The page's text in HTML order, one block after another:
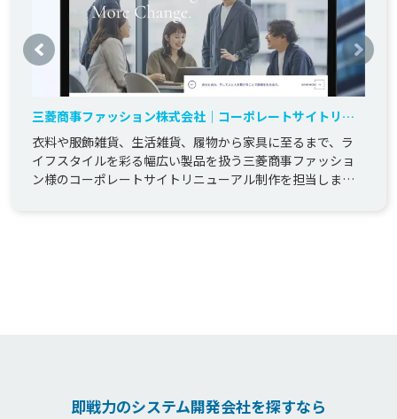
三菱商事ファッション株式会社｜コーポレートサイトリニ
ューアル制作
衣料や服飾雑貨、生活雑貨、履物から家具に至るまで、ラ
イフスタイルを彩る幅広い製品を扱う三菱商事ファッショ
ン様のコーポレートサイトリニューアル制作を担当しまし
即戦力のシステム開発会社を探すなら